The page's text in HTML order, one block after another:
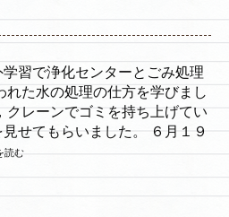
習で浄化センターとごみ処理
れた水の処理の仕方を学びまし
クレーンでゴミを持ち上げてい
せてもらいました。 ６月１９
読む